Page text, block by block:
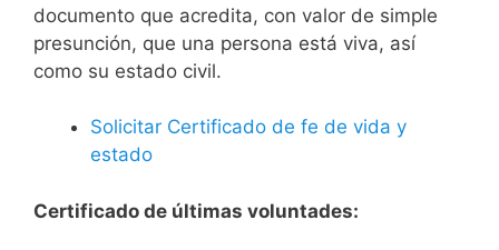
documento que acredita, con valor de simple
presunción, que una persona está viva, así
como su estado civil.
Solicitar Certificado de fe de vida y
estado
Certificado de últimas voluntades: